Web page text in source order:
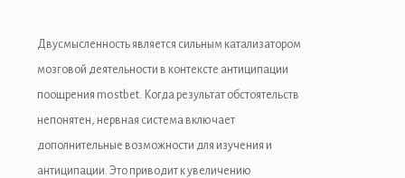
Двусмысленность является сильным катализатором
мозговой деятельности в контексте антиципации
поощрения mostbet. Когда результат обстоятельств
непонятен, нервная система включает
дополнительные возможности для изучения и
антиципации. Это приводит к увеличению